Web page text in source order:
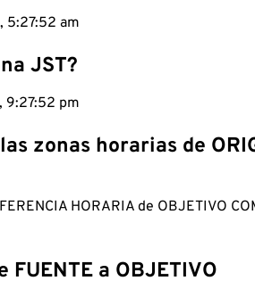
5:27:53 am
JST?
9:27:53 pm
zonas horarias de
HORARIA de OBJETIVO
a OBJETIVO